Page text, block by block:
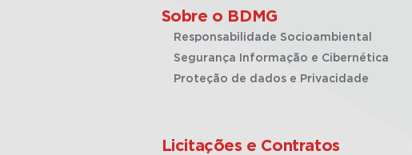
Sobre o BDMG
Responsabilidade Socioambiental
Segurança Informação e Cibernética
Proteção de dados e Privacidade
Licitações e Contratos